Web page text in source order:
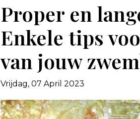
Proper en
Enkele tips
van jouw
Vrijdag, 07 April 2023